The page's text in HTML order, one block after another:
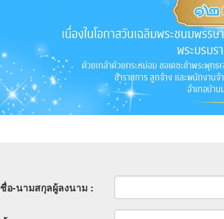
ชื่อ-นามสกุลผู้ลงนาม :